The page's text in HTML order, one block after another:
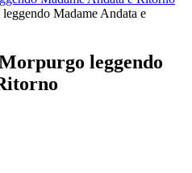
leggendo